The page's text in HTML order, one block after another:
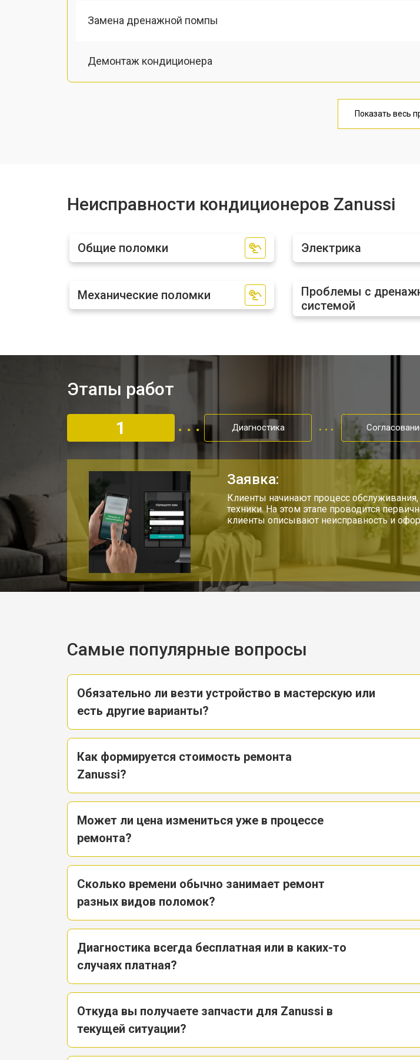
Замена дренажной помпы
Демонтаж кондиционера
Показать весь
Неисправности кондиционеров Zanussi
Общие поломки Электрика
Механические поломки
Проблемы с
системой
Этапы работ
1
Диагностика
Заявка:
Клиенты начинают процесс
техники. На этом этапе проводится
клиенты описывают неисправность и
Самые популярные вопросы
Обязательно ли везти устройство в мастерскую или
есть другие варианты?
Как формируется стоимость ремонта
Zanussi?
Может ли цена измениться уже в процессе
ремонта?
Сколько времени обычно занимает ремонт
разных видов поломок?
Диагностика всегда бесплатная или в каких-то
случаях платная?
Откуда вы получаете запчасти для Zanussi в
текущей ситуации?